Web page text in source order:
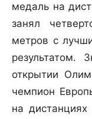
медаль на
занял
метров с
результатом.
открытии
чемпион
на